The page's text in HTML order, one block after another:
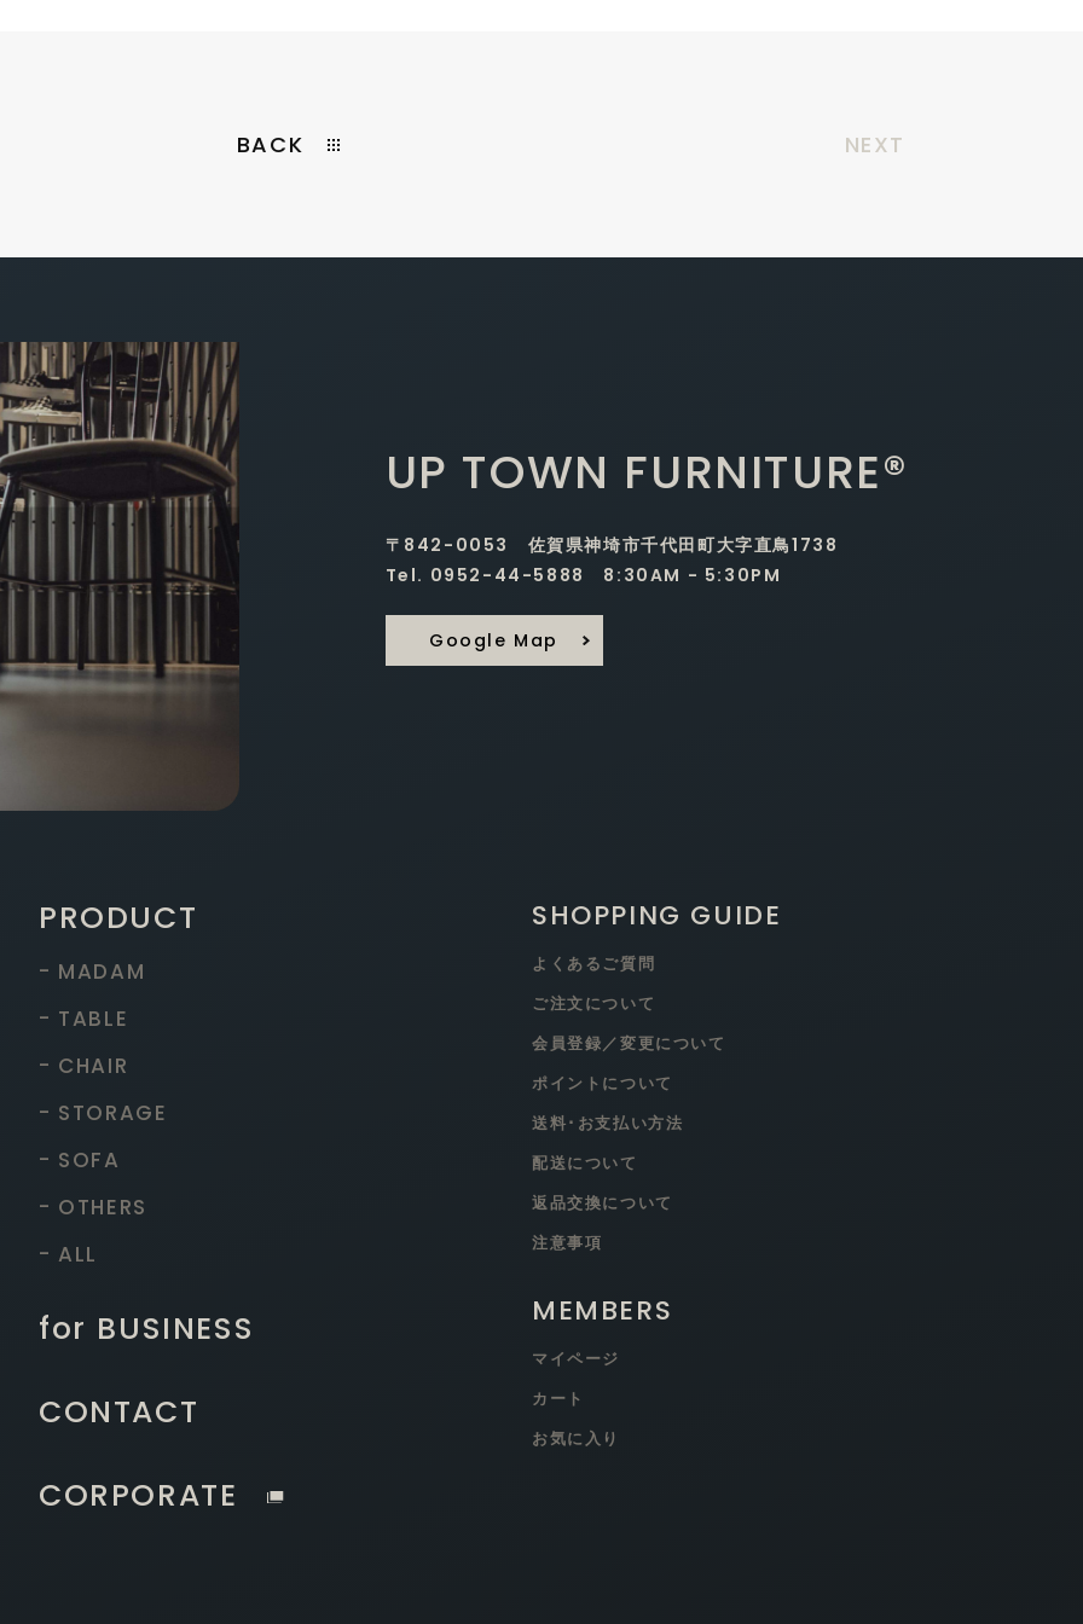
BACK NEXT
UP TOWN FURNITURE®
〒842-0053 佐賀県神埼市千代田町大字直鳥1738
Tel. 0952-44-5888 8:30AM - 5:30PM
Google Map
PRODUCT
- MADAM
- TABLE
- CHAIR
- STORAGE
- SOFA
- OTHERS
- ALL
for BUSINESS
CONTACT
CORPORATE
SHOPPING GUIDE
よくあるご質問
ご注文について
会員登録／変更について
ポイントについて
送料･お支払い方法
配送について
返品交換について
注意事項
MEMBERS
マイページ
カート
お気に入り